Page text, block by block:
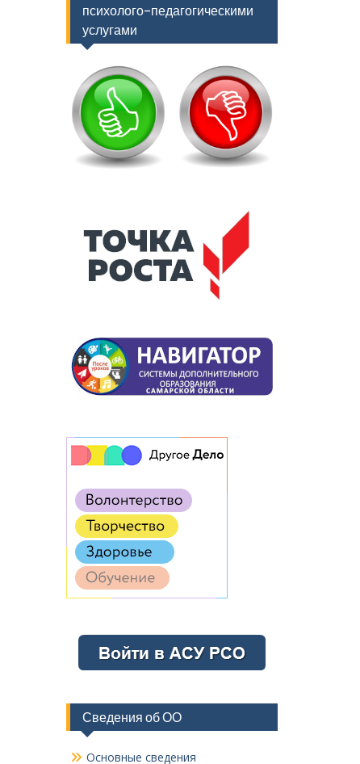
психолого-педагогическими
услугами
Сведения об ОО
Основные сведения